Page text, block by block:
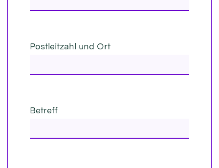
Postleitzahl und Ort
Betreff